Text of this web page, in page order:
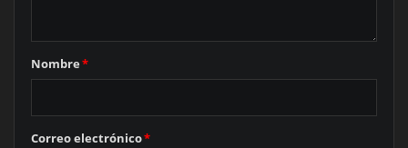
Nombre*
Correo electrónico*